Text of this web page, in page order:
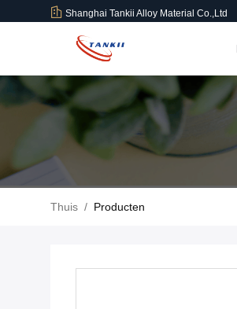
Shanghai Tankii Alloy Material Co.,Ltd
Thuis / Producten